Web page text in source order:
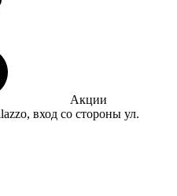
Акции
вход со стороны ул.